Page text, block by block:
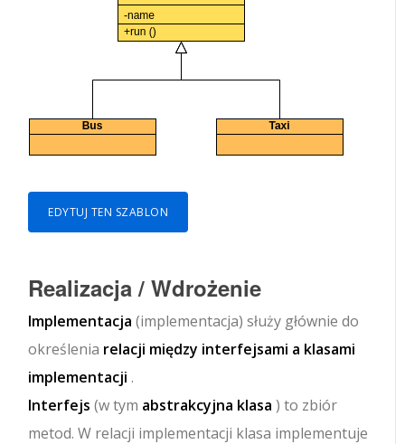
EDYTUJ TEN SZABLON
Realizacja / Wdrożenie
Implementacja (implementacja) służy głównie do
określenia relacji między interfejsami a klasami
implementacji .
Interfejs (w tym abstrakcyjna klasa ) to zbiór
metod. W relacji implementacji klasa implementuje